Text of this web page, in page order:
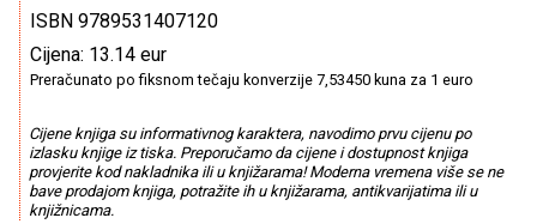
ISBN 9789531407120
Cijena: 13.14 eur
Preračunato po fiksnom tečaju konverzije 7,53450 kuna za 1 euro
Cijene knjiga su informativnog karaktera, navodimo prvu cijenu po
izlasku knjige iz tiska. Preporučamo da cijene i dostupnost knjiga
provjerite kod nakladnika ili u knjižarama! Moderna vremena više se ne
bave prodajom knjiga, potražite ih u knjižarama, antikvarijatima ili u
knjižnicama.